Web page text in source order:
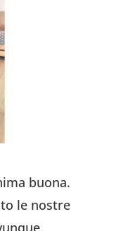
buona.
le nostre